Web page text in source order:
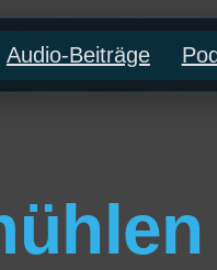
Audio-Beiträge